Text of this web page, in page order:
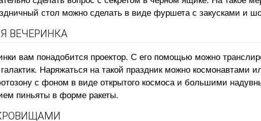
стол можно сделать в виде фуршета с закусками и
ВЕЧЕРИНКА
вам понадобится проектор. С его помощью можно
Наряжаться на такой праздник можно
с фоном в виде открытого космоса и большими
пиньяты в форме ракеты.